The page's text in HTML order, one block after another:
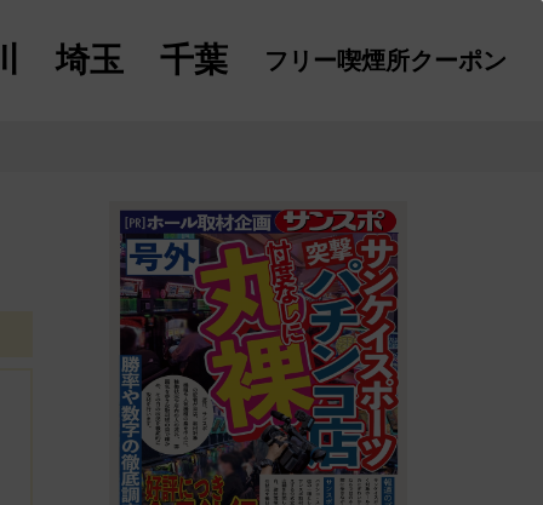
埼玉 千葉 フリー喫煙所クーポン